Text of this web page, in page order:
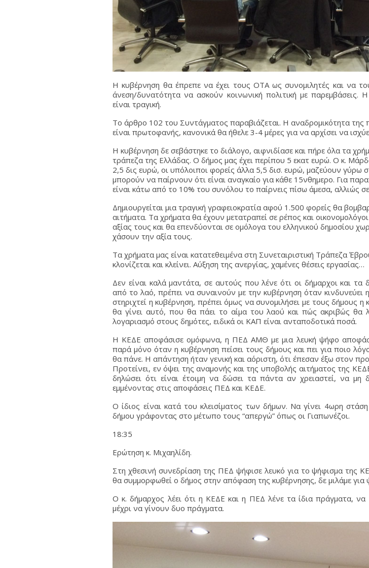
Η κυβέρνηση θα έπρεπε να έχει τους ΟΤΑ ως συνομιλητές και να
άνεση/δυνατότητα να ασκούν κοινωνική πολιτική με παρεμβάσεις.
είναι τραγική.
Το άρθρο 102 του Συντάγματος παραβιάζεται. Η αναδρομικότητα της
είναι πρωτοφανής, κανονικά θα ήθελε 3-4 μέρες για να αρχίσει να
Η κυβέρνηση δε σεβάστηκε το διάλογο, αιφνιδίασε και πήρε όλα τα
τράπεζα της Ελλάδας. Ο δήμος μας έχει περίπου 5 εκατ ευρώ. Ο κ.
2,5 δις ευρώ, οι υπόλοιποι φορείς άλλα 5,5 δισ. ευρώ, μαζεύουν γύρω
μπορούν να παίρνουν ότι είναι αναγκαίο για κάθε 15νθημερο. Για
είναι κάτω από το 10% του συνόλου το παίρνεις πίσω άμεσα, αλλιώς
Δημιουργείται μια τραγική γραφειοκρατία αφού 1.500 φορείς θα
αιτήματα. Τα χρήματα θα έχουν μετατραπεί σε ρέπος και
αξίας τους και θα επενδύονται σε ομόλογα του ελληνικού δημοσίου
χάσουν την αξία τους.
Τα χρήματα μας είναι κατατεθειμένα στη Συνεταιριστική Τράπεζα
κλονίζεται και κλείνει. Αύξηση της ανεργίας, χαμένες θέσεις εργασίας…
Δεν είναι καλά μαντάτα, σε αυτούς που λένε ότι οι δήμαρχοι και τα
από το λαό, πρέπει να συναινούν με την κυβέρνηση όταν
στηριχτεί η κυβέρνηση, πρέπει όμως να συνομιλήσει με τους δήμους
θα γίνει αυτό, που θα πάει το αίμα του λαού και πώς ακριβώς θα
λογαριασμό στους δημότες, ειδικά οι ΚΑΠ είναι ανταποδοτικά ποσά.
Η ΚΕΔΕ αποφάσισε ομόφωνα, η ΠΕΔ ΑΜΘ με μια λευκή ψήφο
παρά μόνο όταν η κυβέρνηση πείσει τους δήμους και πει για ποιο
θα πάνε. Η απάντηση ήταν γενική και αόριστη, ότι έπεσαν έξω στον
Προτείνει, εν όψει της αναμονής και της υποβολής αιτήματος της
δηλώσει ότι είναι έτοιμη να δώσει τα πάντα αν χρειαστεί, να
εμμένοντας στις αποφάσεις ΠΕΔ και ΚΕΔΕ.
Ο ίδιος είναι κατά του κλεισίματος των δήμων. Να γίνει 4ωρη
δήμου γράφοντας στο μέτωπο τους “απεργώ” όπως οι Γιαπωνέζοι.
18:35
Ερώτηση κ. Μιχαηλίδη.
Στη χθεσινή συνεδρίαση της ΠΕΔ ψήφισε λευκό για το ψήφισμα της
θα συμμορφωθεί ο δήμος στην απόφαση της κυβέρνησης, δε μιλάμε
Ο κ. δήμαρχος λέει ότι η ΚΕΔΕ και η ΠΕΔ λένε τα ίδια πράγματα,
μέχρι να γίνουν δυο πράγματα.